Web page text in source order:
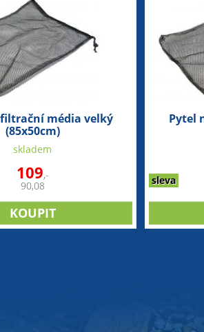
média velký
(85x50cm)
skladem
109,-
90,08
Pytel
sleva